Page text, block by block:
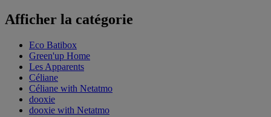
Afficher la catégorie
Eco Batibox
Green'up Home
Les Apparents
Céliane
Céliane with Netatmo
dooxie
dooxie with Netatmo